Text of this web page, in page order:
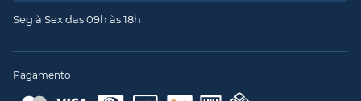
Seg à Sex das 09h às 18h
Pagamento